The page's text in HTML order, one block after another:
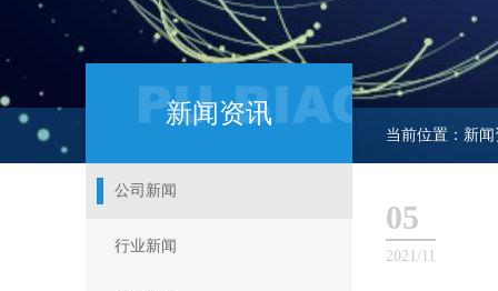
新闻资讯
当前位置：新
公司新闻
行业新闻
05
2021/11